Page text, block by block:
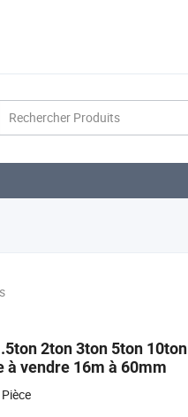
2ton 3ton 5ton
à vendre 16m à 60mm